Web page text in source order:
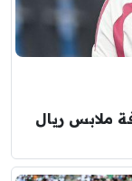
ملابس ريال